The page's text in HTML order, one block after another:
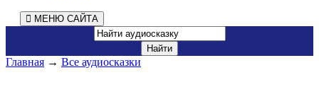
МЕНЮ САЙТА
Главная → Все аудиосказки